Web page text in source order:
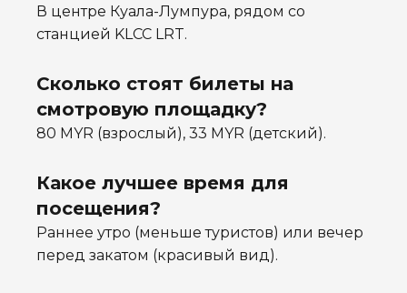
В центре Куала-Лумпура, рядом со
станцией KLCC LRT.
Сколько стоят билеты на
смотровую площадку?
80 MYR (взрослый), 33 MYR (детский).
Какое лучшее время для
посещения?
Раннее утро (меньше туристов) или вечер
перед закатом (красивый вид).